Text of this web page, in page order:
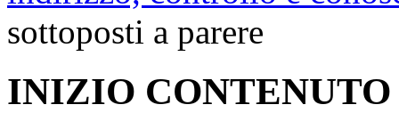
sottoposti a parere
INIZIO CONTENUTO